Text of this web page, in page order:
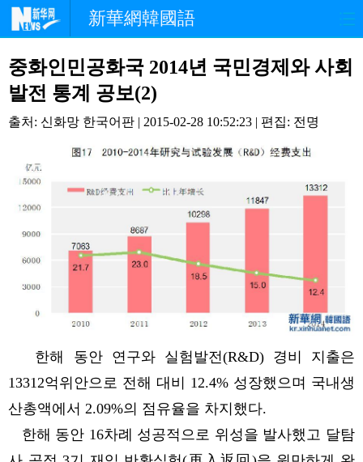
新華網韓國語
홈페이지 최신뉴스 정치
경제
오피니언
중화인민공화국 2014년 국민경제와 사회
발전 통계 공보(2)
출처: 신화망 한국어판 | 2015-02-28 10:52:23 | 편집: 전명
한해 동안 연구와 실험발전(R&D) 경비 지출은
13312억위안으로 전해 대비 12.4% 성장했으며 국내생
산총액에서 2.09%의 점유율을 차지했다.
한해 동안 16차례 성공적으로 위성을 발사했고 달탐